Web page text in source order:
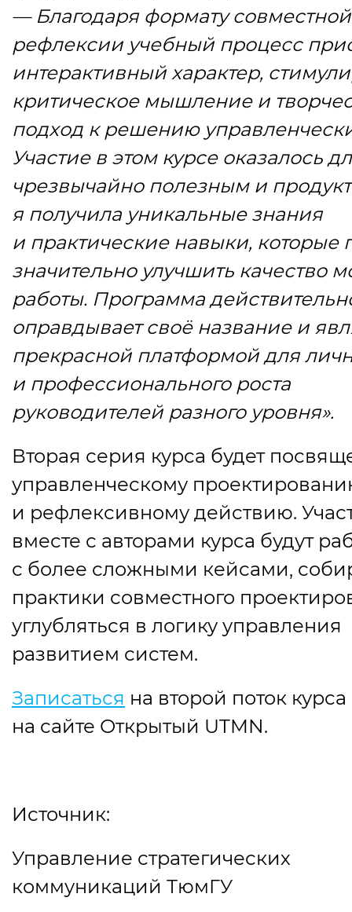
— Благодаря формату совместной
рефлексии учебный процесс
интерактивный характер,
критическое мышление и
подход к решению
Участие в этом курсе оказалось
чрезвычайно полезным и
я получила уникальные знания
и практические навыки, которые
значительно улучшить качество
работы. Программа
оправдывает своё название и
прекрасной платформой для
и профессионального роста
руководителей разного уровня».
Вторая серия курса будет
управленческому
и рефлексивному действию.
вместе с авторами курса будут
с более сложными кейсами,
практики совместного
углубляться в логику управления
развитием систем.
Записаться на второй поток
на сайте Открытый UTMN.
Источник:
Управление стратегических
коммуникаций ТюмГУ